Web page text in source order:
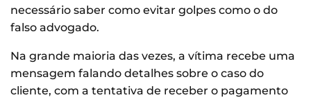
necessário saber como evitar golpes como o do
falso advogado.
Na grande maioria das vezes, a vítima recebe uma
mensagem falando detalhes sobre o caso do
cliente, com a tentativa de receber o pagamento